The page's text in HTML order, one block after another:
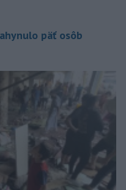
päť osôb